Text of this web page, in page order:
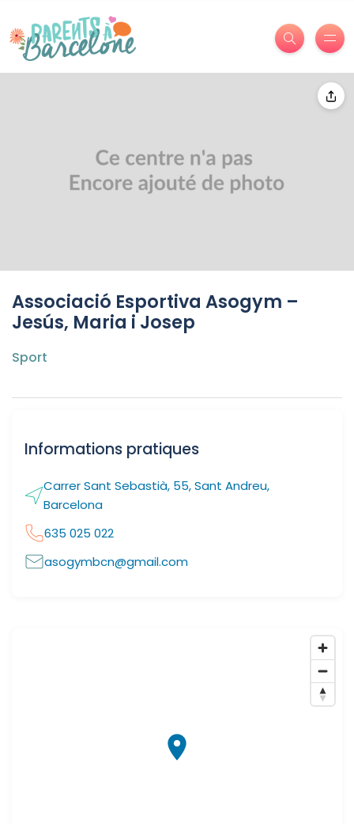
Associació Esportiva Asogym –
Jesús, Maria i Josep
Sport
Informations pratiques
Carrer Sant Sebastià, 55, Sant Andreu,
Barcelona
635 025 022
asogymbcn@gmail.com